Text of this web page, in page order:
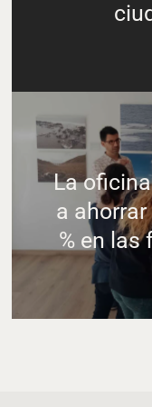
La
a
% en las